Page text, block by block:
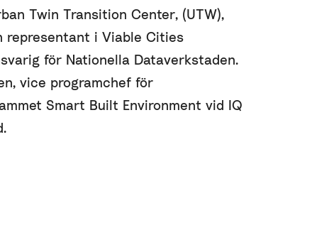
Twin Transition Center, (UTW),
representant i Viable Cities
för Nationella Dataverkstaden.
vice programchef för
Smart Built Environment vid IQ